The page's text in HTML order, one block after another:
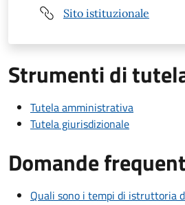
Sito istituzionale
Strumenti di
Tutela amministrativa
Tutela giurisdizionale
Domande
Quali sono i tempi di istruttoria